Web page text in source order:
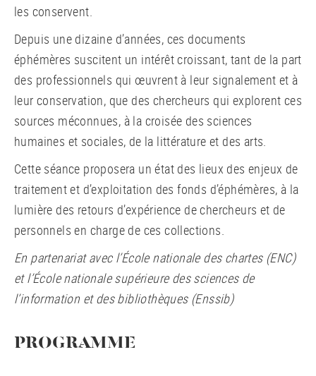
les conservent.
Depuis une dizaine d’années, ces documents
éphémères suscitent un intérêt croissant, tant de la part
des professionnels qui œuvrent à leur signalement et à
leur conservation, que des chercheurs qui explorent ces
sources méconnues, à la croisée des sciences
humaines et sociales, de la littérature et des arts.
Cette séance proposera un état des lieux des enjeux de
traitement et d’exploitation des fonds d’éphémères, à la
lumière des retours d’expérience de chercheurs et de
personnels en charge de ces collections.
En partenariat avec l’École nationale des chartes (ENC)
et l’École nationale supérieure des sciences de
l’information et des bibliothèques (Enssib)
PROGRAMME